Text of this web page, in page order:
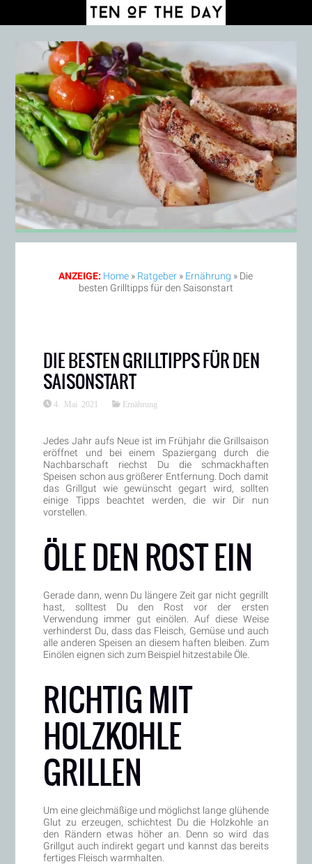
ANZEIGE: Home » Ratgeber » Ernährung » Die
besten Grilltipps für den Saisonstart
DIE BESTEN GRILLTIPPS FÜR DEN
SAISONSTART
4. Mai 2021 Ernährung
Jedes Jahr aufs Neue ist im Frühjahr die Grillsaison
eröffnet und bei einem Spaziergang durch die
Nachbarschaft riechst Du die schmackhaften
Speisen schon aus größerer Entfernung. Doch damit
das Grillgut wie gewünscht gegart wird, sollten
einige Tipps beachtet werden, die wir Dir nun
vorstellen.
ÖLE DEN ROST EIN
Gerade dann, wenn Du längere Zeit gar nicht gegrillt
hast, solltest Du den Rost vor der ersten
Verwendung immer gut einölen. Auf diese Weise
verhinderst Du, dass das Fleisch, Gemüse und auch
alle anderen Speisen an diesem haften bleiben. Zum
Einölen eignen sich zum Beispiel hitzestabile Öle.
RICHTIG MIT
HOLZKOHLE
GRILLEN
Um eine gleichmäßige und möglichst lange glühende
Glut zu erzeugen, schichtest Du die Holzkohle an
den Rändern etwas höher an. Denn so wird das
Grillgut auch indirekt gegart und kannst das bereits
fertiges Fleisch warmhalten.